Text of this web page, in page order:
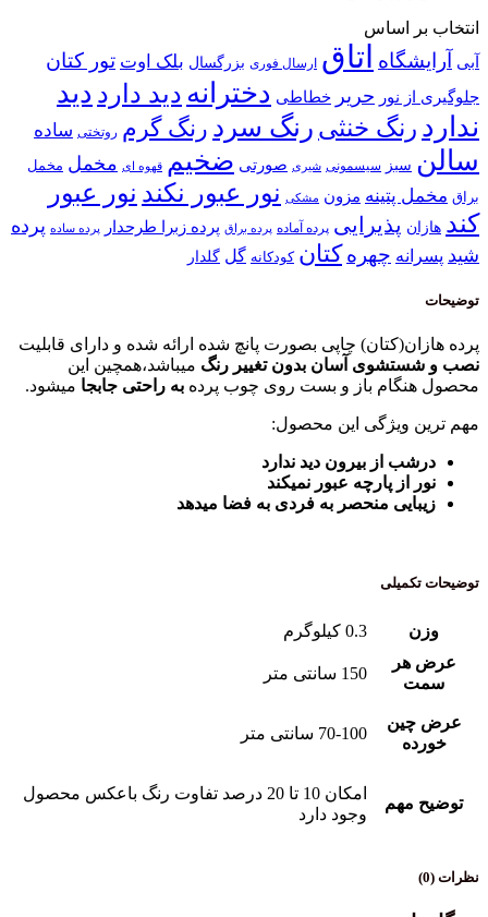
انتخاب بر اساس
آبی آرایشگاهاتاق ارسال فوری بزرگسال بلک اوت تور کتان
جلوگیری از نور حریر خطاطی دخترانهدید دارددید
نداردرنگ خنثی رنگ سردرنگ گرم روتختی ساده
سالن سبز سیسمونی شیری صورتی ضخیم قهوه ای مخمل مخمل
براق مخمل پتینه مزون مشکی نور عبور نکندنور عبور
کند هازان پذیرایی پرده آماده پرده براق پرده زبرا طرحدار پرده ساده پرده
شید پسرانه چهرهکتان کودکانه گل گلدار
توضیحات
پرده هازان(کتان) چاپی بصورت پانچ شده ارائه شده و دارای قابلیت
نصب و شستشوی آسان بدون تغییر رنگمیباشد،همچین این
محصول هنگام باز و بست روی چوب پردهبه راحتی جابجامیشود.
مهم ترین ویژگی این محصول:
درشب از بیرون دید ندارد
نور از پارچه عبور نمیکند
زیبایی منحصر به فردی به فضا میدهد
توضیحات تکمیلی
وزن
0.3 کیلوگرم
عرض هر
سمت
150 سانتی متر
عرض چین
خورده
70-100 سانتی متر
توضیح مهم
امکان 10 تا 20 درصد تفاوت رنگ باعکس محصول
وجود دارد
نظرات (0)